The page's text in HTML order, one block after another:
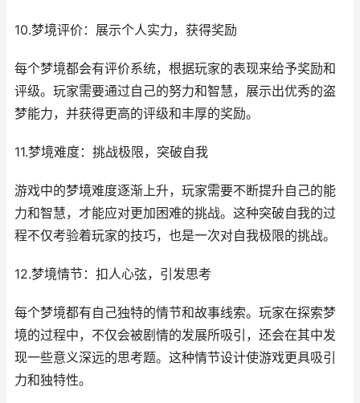
10.梦境评价：展示个人实力，获得奖励
每个梦境都会有评价系统，根据玩家的表现来给予奖励和
评级。玩家需要通过自己的努力和智慧，展示出优秀的盗
梦能力，并获得更高的评级和丰厚的奖励。
11.梦境难度：挑战极限，突破自我
游戏中的梦境难度逐渐上升，玩家需要不断提升自己的能
力和智慧，才能应对更加困难的挑战。这种突破自我的过
程不仅考验着玩家的技巧，也是一次对自我极限的挑战。
12.梦境情节：扣人心弦，引发思考
每个梦境都有自己独特的情节和故事线索。玩家在探索梦
境的过程中，不仅会被剧情的发展所吸引，还会在其中发
现一些意义深远的思考题。这种情节设计使游戏更具吸引
力和独特性。